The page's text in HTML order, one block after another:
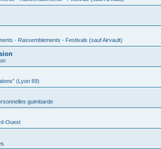
- Rassemblements - Festivals (sauf Airvault)
(Lyon 69)
guimbarde
Ouest